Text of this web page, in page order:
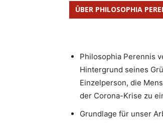
ÜBER PHILOSOPHIA
Philosophia Perennis
Hintergrund seines
Einzelperson, die
der Corona-Krise zu
Grundlage für unser